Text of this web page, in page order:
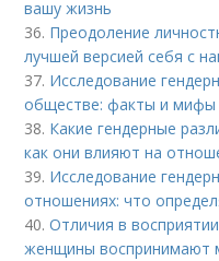
вашу жизнь
36. Преодоление
лучшей версией себя с
37. Исследование
обществе: факты и мифы
38. Какие гендерные
как они влияют на
39. Исследование
отношениях: что
40.Отличия в
женщины воспринимают